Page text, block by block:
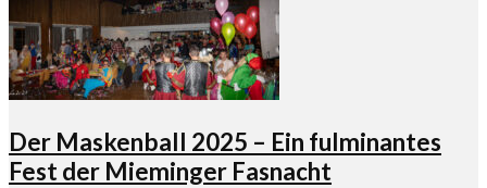
Der Maskenball 2025 – Ein fulminantes
Fest der Mieminger Fasnacht